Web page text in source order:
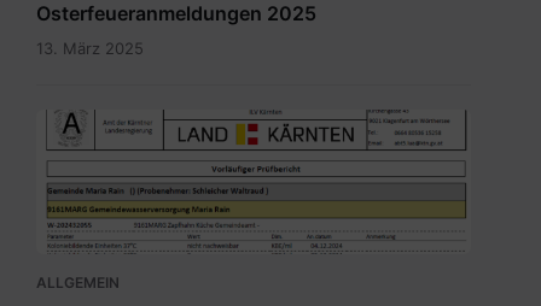
Osterfeueranmeldungen 2025
13. März 2025
Bild.png
ALLGEMEIN